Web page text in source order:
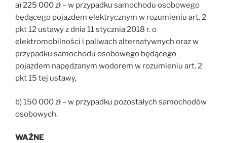
a) 225 000 zł – w przypadku samochodu osobowego
będącego pojazdem elektrycznym w rozumieniu art. 2
pkt 12 ustawy z dnia 11 stycznia 2018 r. o
elektromobilności i paliwach alternatywnych oraz w
przypadku samochodu osobowego będącego
pojazdem napędzanym wodorem w rozumieniu art. 2
pkt 15 tej ustawy,
b) 150 000 zł – w przypadku pozostałych samochodów
osobowych.
WAŻNE